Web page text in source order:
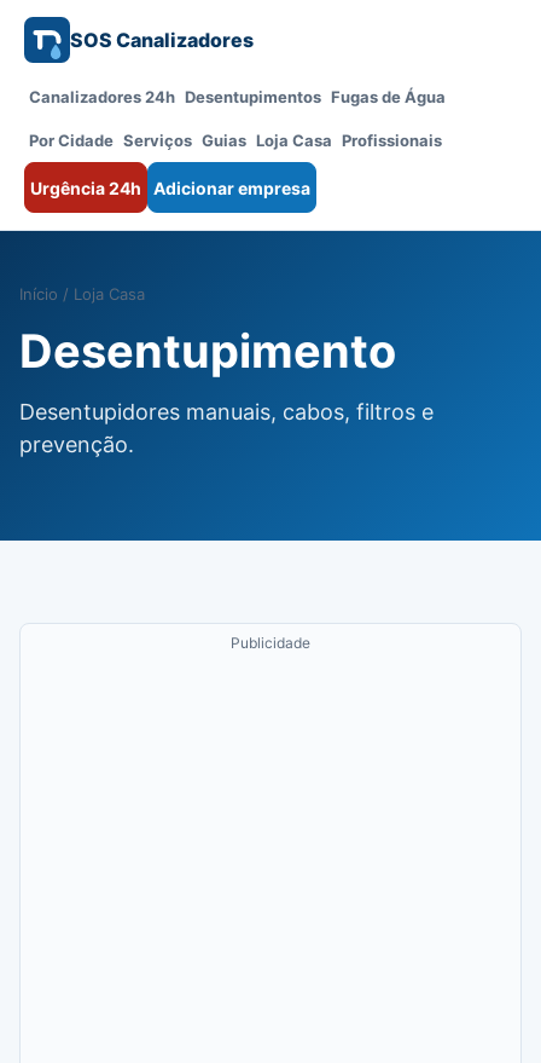
SOS Canalizadores
Canalizadores 24h Desentupimentos Fugas de Água
Por Cidade Serviços Guias Loja Casa Profissionais
Urgência 24h Adicionar empresa
Início / Loja Casa
Desentupimento
Desentupidores manuais, cabos, filtros e
prevenção.
Publicidade